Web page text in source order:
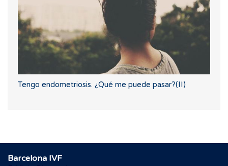
Tengo endometriosis. ¿Qué me puede pasar?(II)
Barcelona IVF